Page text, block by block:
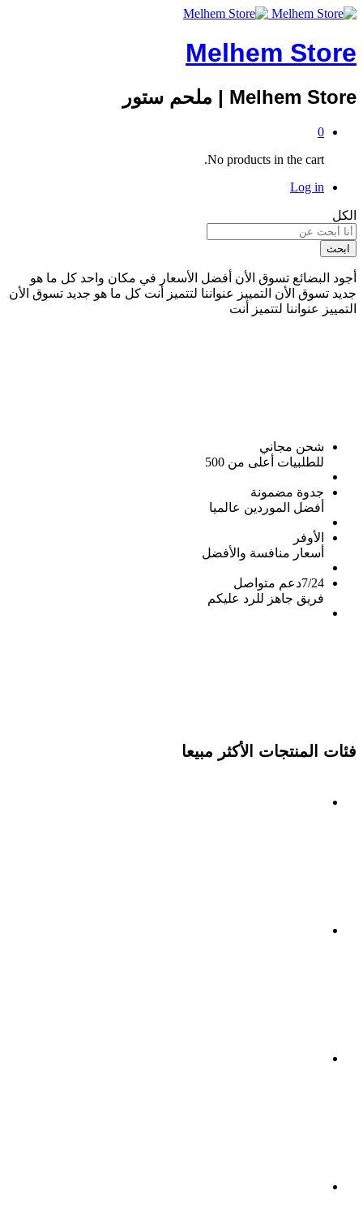
Melhem Store
Melhem Store | ملحم ستور
0
No products in the cart.
Log in
الكل
ابحث
أجود البضائع تسوق الأن أفضل الأسعار في مكان واحد كل ما هو
جديد تسوق الأن التمييز عنواننا لتتميز أنت كل ما هو جديد تسوق الأن
التمييز عنواننا لتتميز أنت
شحن مجاني
للطلبيات أعلى من 500
جدوة مضمونة
أفضل الموردين عالميا
الأوفر
أسعار منافسة والأفضل
7/24دعم متواصل
فريق جاهز للرد عليكم
فئات المنتجات الأكثر مبيعا